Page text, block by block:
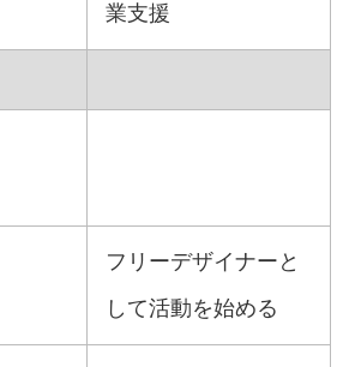
業支援
フリーデザイナーと
して活動を始める